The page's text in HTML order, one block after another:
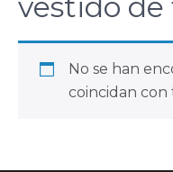
No se han
coincidan con